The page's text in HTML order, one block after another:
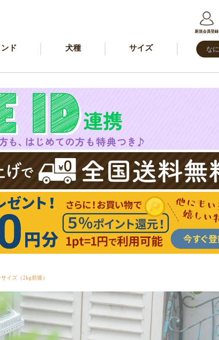
新規会員登録
ド 犬種 サイズ
イズ（2kg前後）